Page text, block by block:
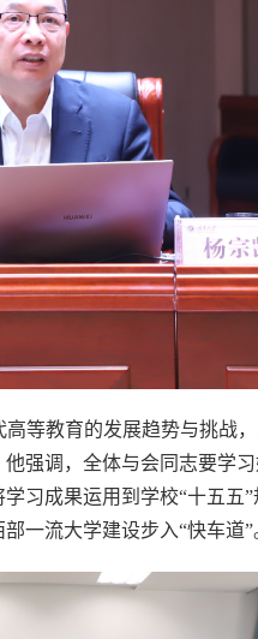
等教育的发展趋势与挑战
强调，全体与会同志要学
习成果运用到学校“十五
一流大学建设步入“快车道”